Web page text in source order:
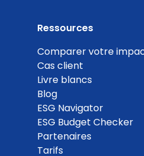
0
Valorisation des
Ressources
Comparer votre
Cas client
Livre blancs
Blog
ESG Navigator
ESG Budget Checker
Partenaires
Tarifs